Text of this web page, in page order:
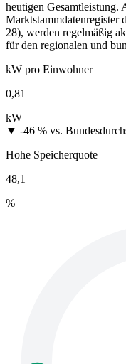
heutigen Gesamtleistung.
Marktstammdatenregister
28), werden regelmäßig
für den regionalen und
kW pro Einwohner
0,81
kW
▼ -46 % vs.
Hohe Speicherquote
48,1
%